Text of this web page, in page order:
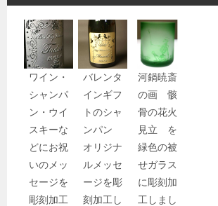
ワイン・
シャンパ
ン・ウイ
スキーな
どにお祝
いのメッ
セージを
彫刻加工
バレンタ
インギフ
トのシャ
ンパン
オリジナ
ルメッセ
ージを彫
刻加工し
河鍋暁斎
の画 骸
骨の花火
見立 を
緑色の被
せガラス
に彫刻加
工しまし